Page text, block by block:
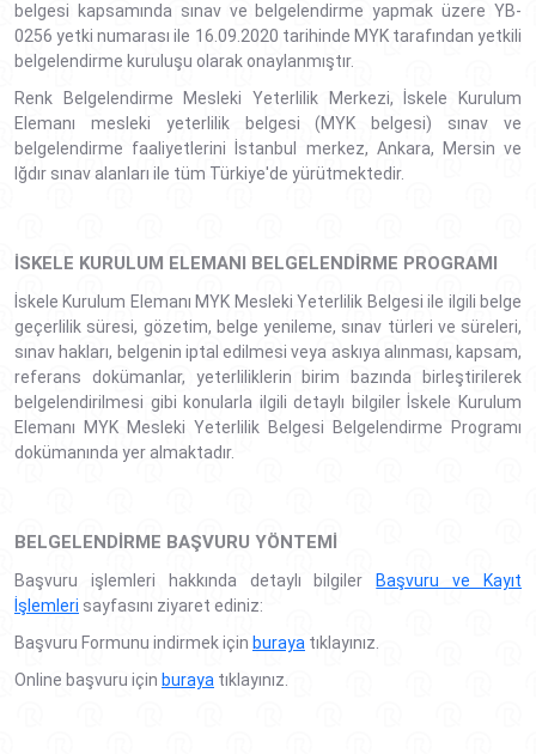
belgesi kapsamında sınav ve belgelendirme yapmak üzere YB-
0256 yetki numarası ile 16.09.2020 tarihinde MYK tarafından yetkili
belgelendirme kuruluşu olarak onaylanmıştır.
Renk Belgelendirme Mesleki Yeterlilik Merkezi, İskele Kurulum
Elemanı mesleki yeterlilik belgesi (MYK belgesi) sınav ve
belgelendirme faaliyetlerini İstanbul merkez, Ankara, Mersin ve
Iğdır sınav alanları ile tüm Türkiye'de yürütmektedir.
İSKELE KURULUM ELEMANI BELGELENDIRME PROGRAMI
İskele Kurulum Elemanı MYK Mesleki Yeterlilik Belgesi ile ilgili belge
geçerlilik süresi, gözetim, belge yenileme, sınav türleri ve süreleri,
sınav hakları, belgenin iptal edilmesi veya askıya alınması, kapsam,
referans dokümanlar, yeterliliklerin birim bazında birleştirilerek
belgelendirilmesi gibi konularla ilgili detaylı bilgiler İskele Kurulum
Elemanı MYK Mesleki Yeterlilik Belgesi Belgelendirme Programı
dokümanında yer almaktadır.
BELGELENDIRME BAŞVURU YÖNTEMI
Başvuru işlemleri hakkında detaylı bilgiler
Başvuru ve Kayıt
İşlemleri sayfasını ziyaret ediniz:
Başvuru Formunu indirmek için buraya tıklayınız.
Online başvuru için buraya tıklayınız.